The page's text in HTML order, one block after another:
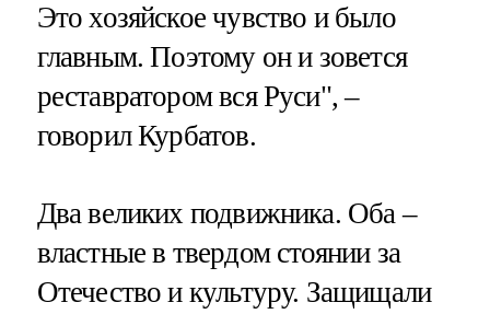
Это хозяйское чувство и было
главным. Поэтому он и зовется
реставратором вся Руси", –
говорил Курбатов.
Два великих подвижника. Оба –
властные в твердом стоянии за
Отечество и культуру. Защищали